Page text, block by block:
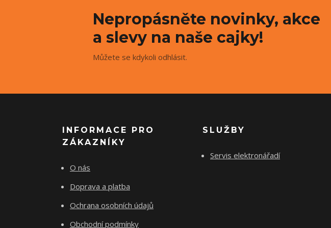
Nepropásněte novinky, akce
a slevy na naše cajky!
Můžete se kdykoli odhlásit.
INFORMACE PRO
ZÁKAZNÍKY
O nás
Doprava a platba
Ochrana osobních údajů
Obchodní podmínky
SLUŽBY
Servis elektronářadí